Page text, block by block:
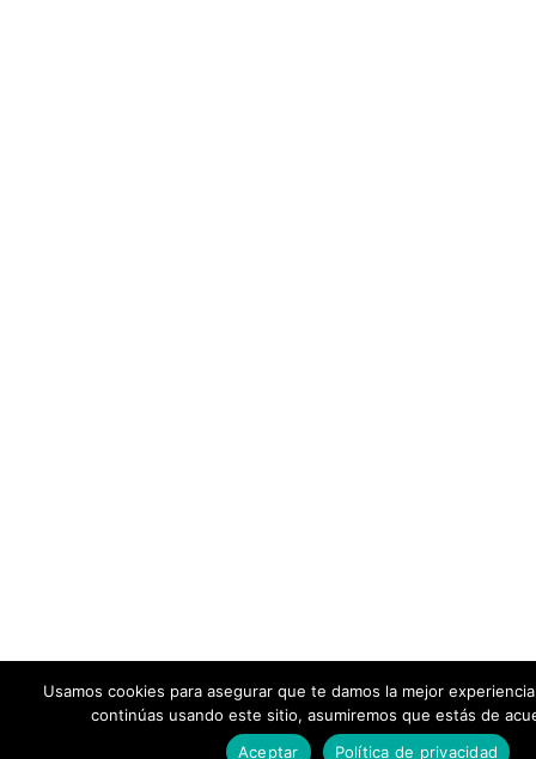
Usamos cookies para asegurar que te damos la mejor
continúas usando este sitio, asumiremos que estás de
Aceptar
Política de privacidad